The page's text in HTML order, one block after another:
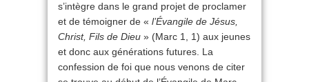
s’intègre dans le grand projet de proclamer
et de témoigner de « l’Évangile de Jésus,
Christ, Fils de Dieu » (Marc 1, 1) aux jeunes
et donc aux générations futures. La
confession de foi que nous venons de citer